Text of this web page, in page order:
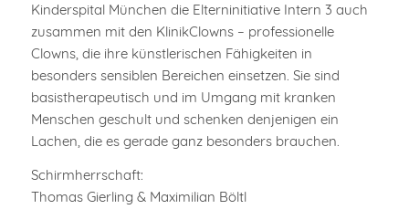
Kinderspital München die Elterninitiative Intern 3 auch
zusammen mit den KlinikClowns – professionelle
Clowns, die ihre künstlerischen Fähigkeiten in
besonders sensiblen Bereichen einsetzen. Sie sind
basistherapeutisch und im Umgang mit kranken
Menschen geschult und schenken denjenigen ein
Lachen, die es gerade ganz besonders brauchen.
Schirmherrschaft:
Thomas Gierling & Maximilian Böltl